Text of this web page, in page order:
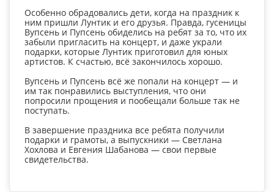
Особенно обрадовались дети, когда на праздник к
ним пришли Лунтик и его друзья. Правда, гусеницы
Вупсень и Пупсень обиделись на ребят за то, что их
забыли пригласить на концерт, и даже украли
подарки, которые Лунтик приготовил для юных
артистов. К счастью, всё закончилось хорошо.
Вупсень и Пупсень всё же попали на концерт — и
им так понравились выступления, что они
попросили прощения и пообещали больше так не
поступать.
В завершение праздника все ребята получили
подарки и грамоты, а выпускники — Светлана
Хохлова и Евгения Шабанова — свои первые
свидетельства.